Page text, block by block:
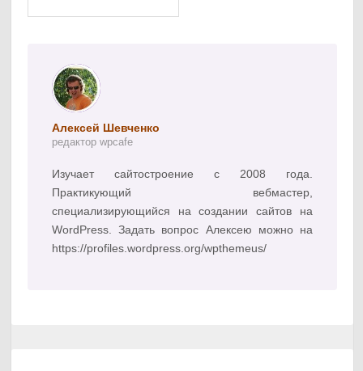
Алексей Шевченко
редактор wpcafe
Изучает сайтостроение с 2008 года.
Практикующий вебмастер,
специализирующийся на создании сайтов на
WordPress. Задать вопрос Алексею можно на
https://profiles.wordpress.org/wpthemeus/